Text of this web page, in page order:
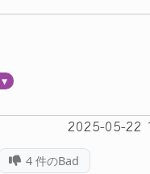
▼
2025-05-22
4 件のBad